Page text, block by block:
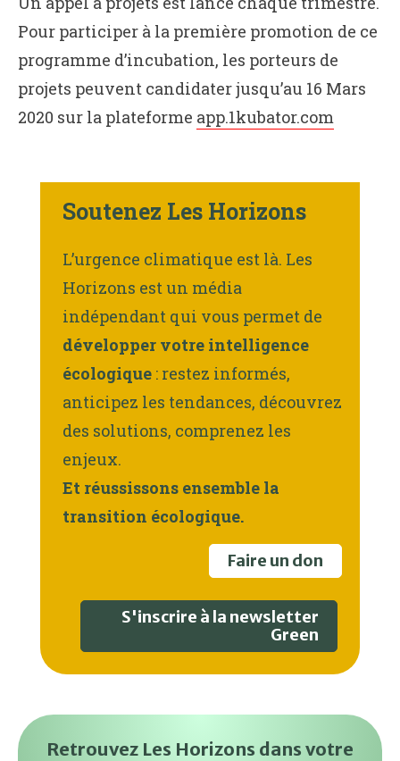
Pour participer à la première promotion de ce
programme d’incubation, les porteurs de
projets peuvent candidater jusqu’au 16 Mars
2020 sur la plateforme app.1kubator.com
Soutenez Les Horizons
L’urgence climatique est là. Les
Horizons est un média
indépendant qui vous permet de
développer votre intelligence
écologique : restez informés,
anticipez les tendances, découvrez
des solutions, comprenez les
enjeux.
Et réussissons ensemble la
transition écologique.
Faire un don
S'inscrire à la newsletter
Green
Retrouvez Les Horizons dans votre